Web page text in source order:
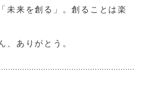
未来を創る」。創ることは楽
、ありがとう。